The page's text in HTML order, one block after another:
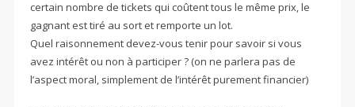
certain nombre de tickets qui coûtent tous le même prix, le
gagnant est tiré au sort et remporte un lot.
Quel raisonnement devez-vous tenir pour savoir si vous
avez intérêt ou non à participer ? (on ne parlera pas de
l’aspect moral, simplement de l’intérêt purement financier)